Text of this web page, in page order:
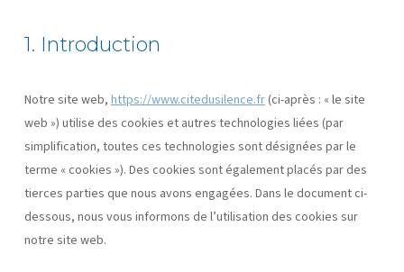
1. Introduction
Notre site web, https://www.citedusilence.fr(ci-après : « le site
web ») utilise des cookies et autres technologies liées (par
simplification, toutes ces technologies sont désignées par le
terme « cookies »). Des cookies sont également placés par des
tierces parties que nous avons engagées. Dans le document ci-
dessous, nous vous informons de l’utilisation des cookies sur
notre site web.